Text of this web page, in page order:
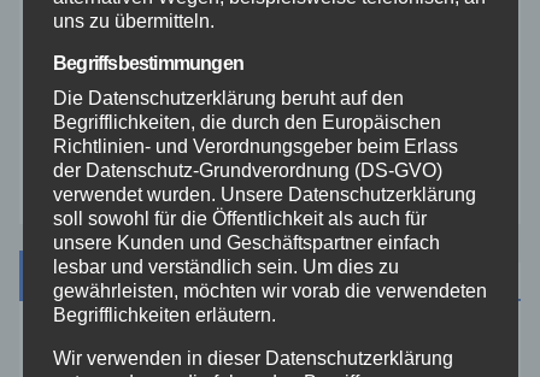
Westerwald
Zoll
Archiv
August 2026
uns zu übermitteln.
Begriffsbestimmungen
Die Datenschutzerklärung beruht auf den
Begrifflichkeiten, die durch den Europäischen
Richtlinien- und Verordnungsgeber beim Erlass
der Datenschutz-Grundverordnung (DS-GVO)
verwendet wurden. Unsere Datenschutzerklärung
soll sowohl für die Öffentlichkeit als auch für
unsere Kunden und Geschäftspartner einfach
lesbar und verständlich sein. Um dies zu
gewährleisten, möchten wir vorab die verwendeten
Begrifflichkeiten erläutern.
Wir verwenden in dieser Datenschutzerklärung